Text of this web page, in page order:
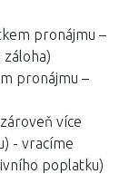
pronájmu –
pronájmu –
více
- vracíme
poplatku)